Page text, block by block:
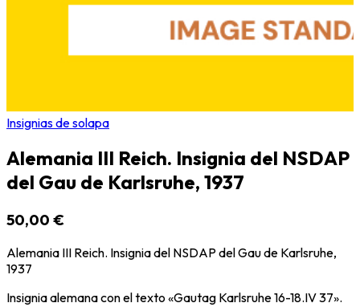
Insignias de solapa
Alemania III Reich. Insignia del NSDAP
del Gau de Karlsruhe, 1937
50,00 €
Alemania III Reich. Insignia del NSDAP del Gau de Karlsruhe,
1937
Insignia alemana con el texto «Gautag Karlsruhe 16-18.IV 37».